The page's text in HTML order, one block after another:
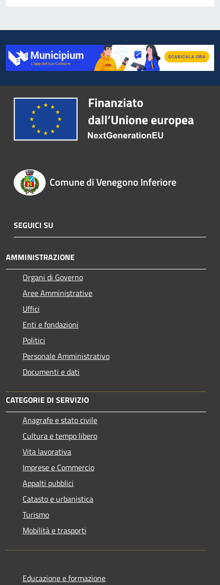
Comune di Venegono Inferiore
SEGUICI SU
AMMINISTRAZIONE
Organi di Governo
Aree Amministrative
Uffici
Enti e fondazioni
Politici
Personale Amministrativo
Documenti e dati
CATEGORIE DI SERVIZIO
Anagrafe e stato civile
Cultura e tempo libero
Vita lavorativa
Imprese e Commercio
Appalti pubblici
Catasto e urbanistica
Turismo
Mobilità e trasporti
Educazione e formazione